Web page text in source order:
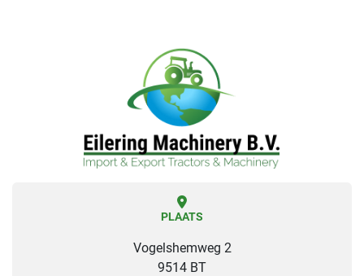
PLAATS
Vogelshemweg 2
9514 BT